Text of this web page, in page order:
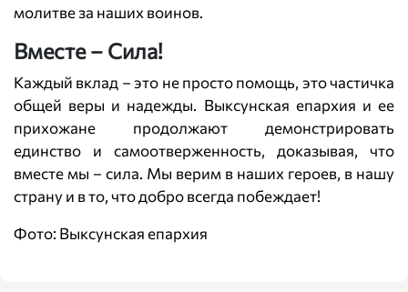
молитве за наших воинов.
Вместе – Сила!
Каждый вклад – это не просто помощь, это частичка
общей веры и надежды. Выксунская епархия и ее
прихожане продолжают демонстрировать
единство и самоотверженность, доказывая, что
вместе мы – сила. Мы верим в наших героев, в нашу
страну и в то, что добро всегда побеждает!
Фото: Выксунская епархия